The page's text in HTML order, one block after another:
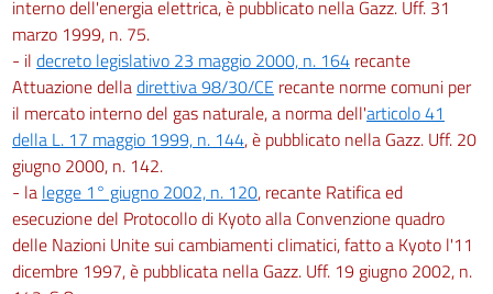
interno dell'energia elettrica, è pubblicato nella Gazz. Uff. 31
marzo 1999, n. 75.
- il decreto legislativo 23 maggio 2000, n. 164 recante
Attuazione delladirettiva 98/30/CE recante norme comuni per
il mercato interno del gas naturale, a norma dell'articolo 41
della L. 17 maggio 1999, n. 144, è pubblicato nella Gazz. Uff. 20
giugno 2000, n. 142.
- la legge 1° giugno 2002, n. 120, recante Ratifica ed
esecuzione del Protocollo di Kyoto alla Convenzione quadro
delle Nazioni Unite sui cambiamenti climatici, fatto a Kyoto l'11
dicembre 1997, è pubblicata nella Gazz. Uff. 19 giugno 2002, n.